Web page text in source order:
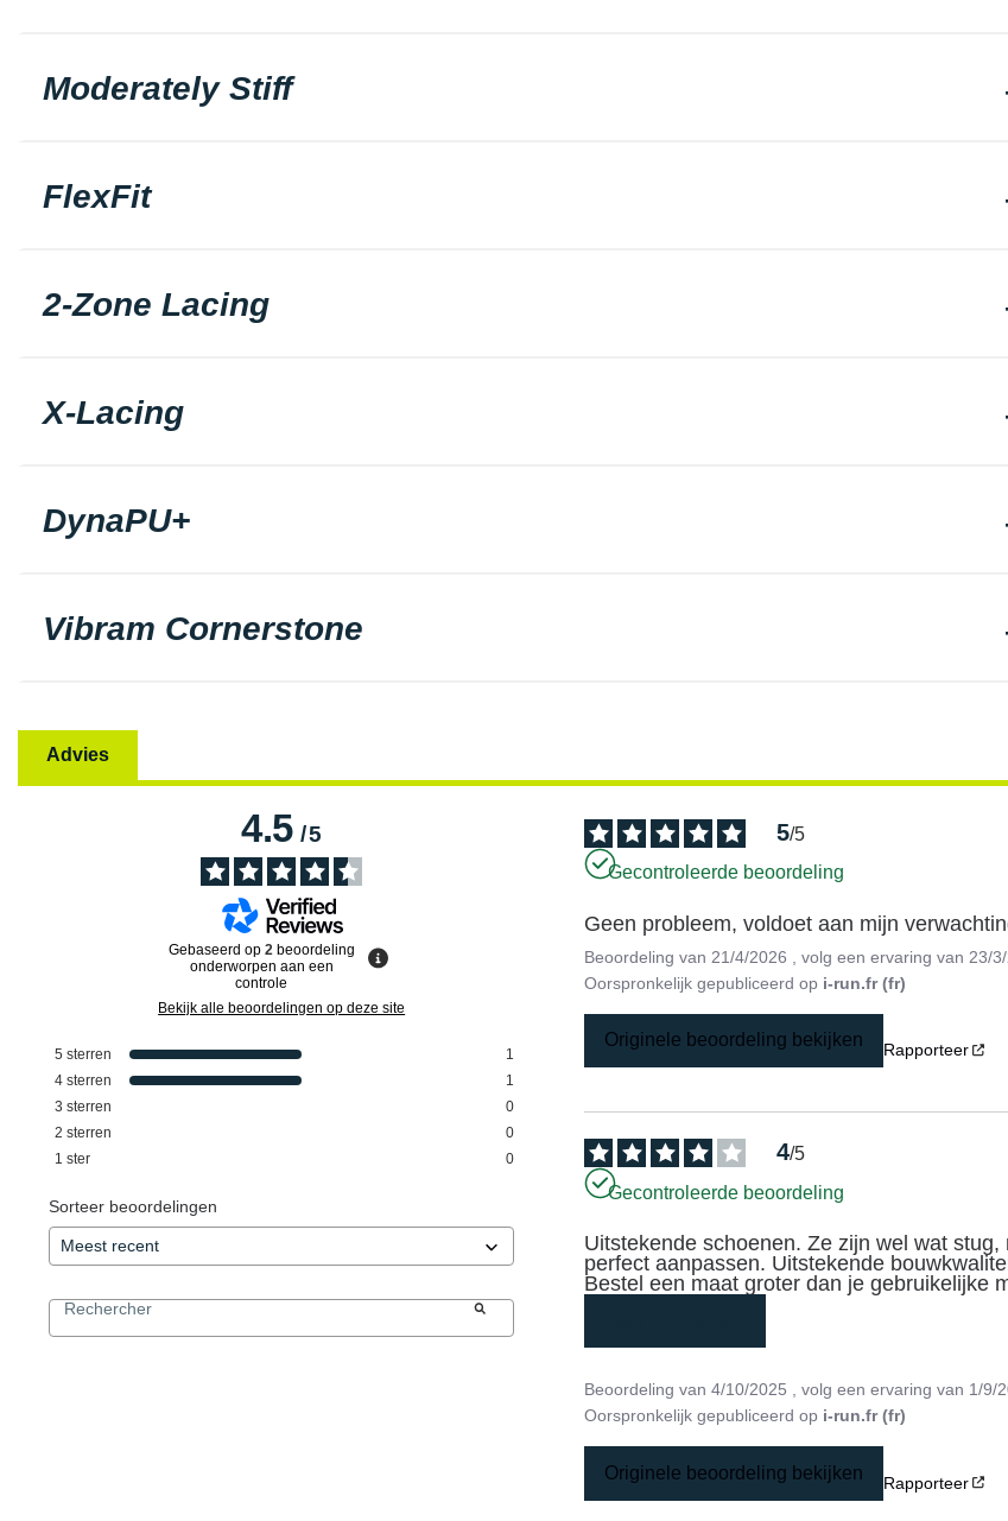
Moderately Stiff
FlexFit
2-Zone Lacing
X-Lacing
DynaPU+
Vibram Cornerstone
Advies
4.5/5
Gebaseerd op 2 beoordeling
onderworpen aan een
controle
Bekijk alle beoordelingen op deze site
5 sterren
1
4 sterren
1
3 sterren
0
2 sterren
0
1 ster 0
Sorteer beoordelingen
5/5
Gecontroleerde beoordeling
Geen probleem, voldoet aan mijn
Beoordeling van 21/4/2026 , volg een ervaring van 23/
Oorspronkelijk gepubliceerd op i-run.fr (fr)
Originele beoordeling bekijken Rapporteer
4/5
Gecontroleerde beoordeling
Uitstekende schoenen. Ze zijn wel wat
perfect aanpassen. Uitstekende
Bestel een maat groter dan je gebruikelijke
Beoordeling van4/10/2025 , volg een ervaring van 1/9/
Oorspronkelijk gepubliceerd op i-run.fr (fr)
Originele beoordeling bekijken Rapporteer